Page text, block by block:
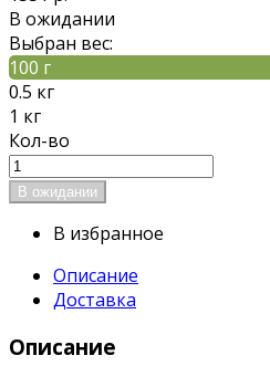
В ожидании
Выбран вес:
100 г
0.5 кг
1 кг
Кол-во
В избранное
Описание
Доставка
Описание